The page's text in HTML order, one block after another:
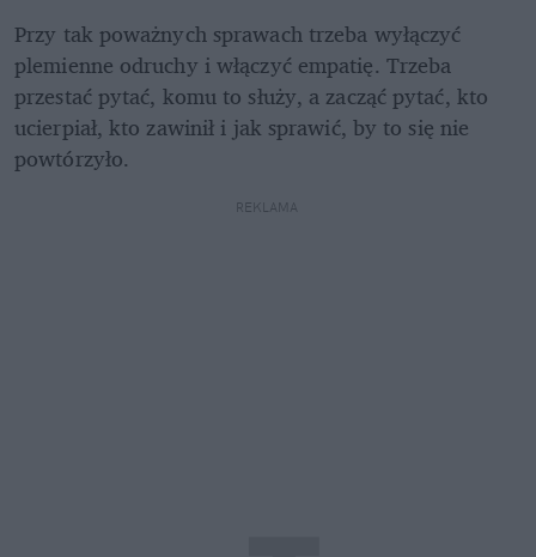
Przy tak poważnych sprawach trzeba wyłączyć
plemienne odruchy i włączyć empatię. Trzeba
przestać pytać, komu to służy, a zacząć pytać, kto
ucierpiał, kto zawinił i jak sprawić, by to się nie
powtórzyło.
REKLAMA